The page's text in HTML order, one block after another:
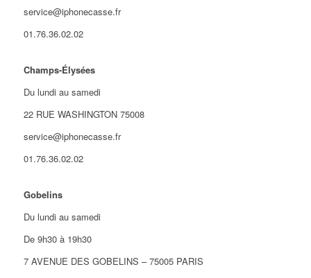
service@iphonecasse.fr
01.76.36.02.02
Champs-Élysées
Du lundi au samedi
22 RUE WASHINGTON 75008
service@iphonecasse.fr
01.76.36.02.02
Gobelins
Du lundi au samedi
De 9h30 à 19h30
7 AVENUE DES GOBELINS – 75005 PARIS